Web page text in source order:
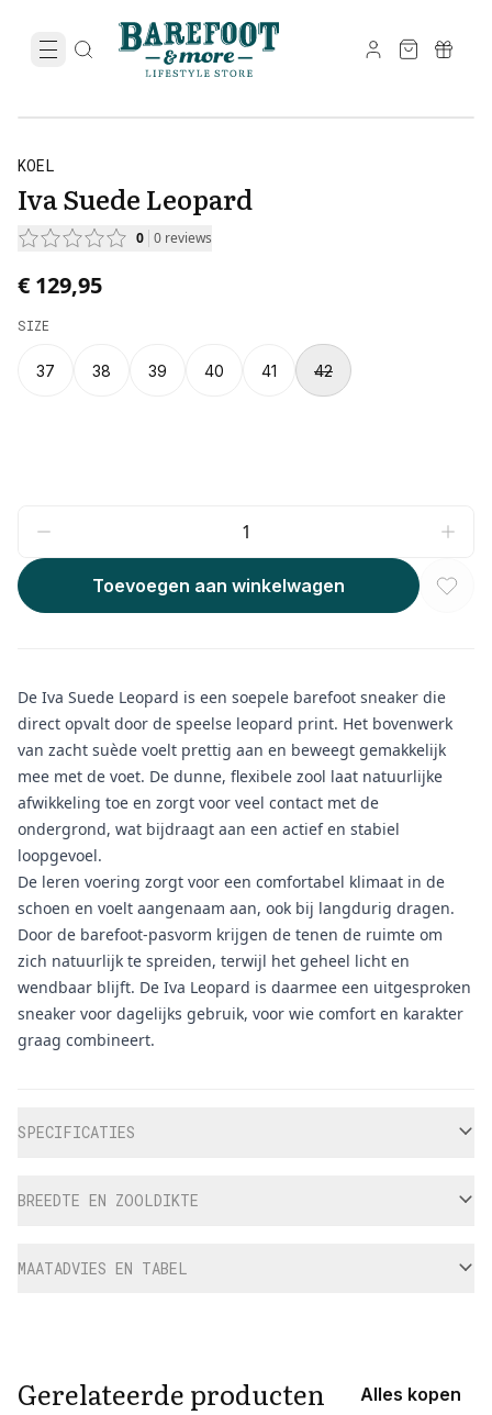
KOEL
Iva Suede Leopard
0 0 reviews
€ 129,95
SIZE
37 38 39 40 41 42
Toevoegen aan winkelwagen
De Iva Suede Leopard is een soepele barefoot sneaker die
direct opvalt door de speelse leopard print. Het bovenwerk
van zacht suède voelt prettig aan en beweegt gemakkelijk
mee met de voet. De dunne, flexibele zool laat natuurlijke
afwikkeling toe en zorgt voor veel contact met de
ondergrond, wat bijdraagt aan een actief en stabiel
loopgevoel.
De leren voering zorgt voor een comfortabel klimaat in de
schoen en voelt aangenaam aan, ook bij langdurig dragen.
Door de barefoot-pasvorm krijgen de tenen de ruimte om
zich natuurlijk te spreiden, terwijl het geheel licht en
wendbaar blijft. De Iva Leopard is daarmee een uitgesproken
sneaker voor dagelijks gebruik, voor wie comfort en karakter
graag combineert.
SPECIFICATIES
BREEDTE EN ZOOLDIKTE
MAATADVIES EN TABEL
Gerelateerde producten Alles kopen